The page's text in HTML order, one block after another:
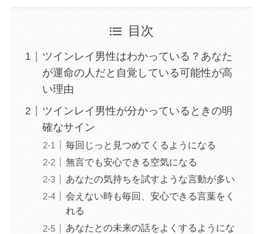
目次
ツインレイ男性はわかっている？あなた
が運命の人だと自覚している可能性が高
い理由
ツインレイ男性が分かっているときの明
確なサイン
毎回じっと見つめてくるようになる
無言でも安心できる空気になる
あなたの気持ちを試すような言動が多い
会えない時も毎回、安心できる言葉をく
れる
あなたとの未来の話をよくするようにな